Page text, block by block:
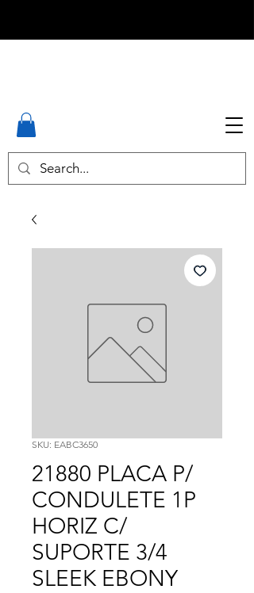
SKU: EABC3650
21880 PLACA P/
CONDULETE 1P
HORIZ C/
SUPORTE 3/4
SLEEK EBONY